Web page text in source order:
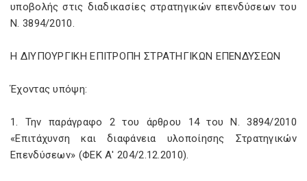
υποβολής στις διαδικασίες στρατηγικών επενδύσεων του
Ν. 3894/2010.
Η ΔΙΥΠΟΥΡΓΙΚΗ ΕΠΙΤΡΟΠΗ ΣΤΡΑΤΗΓΙΚΩΝ ΕΠΕΝΔΥΣΕΩΝ
Έχοντας υπόψη:
1. Την παράγραφο 2 του άρθρου 14 του Ν.3894/2010
«Επιτάχυνση και διαφάνεια υλοποίησης Στρατηγικών
Επενδύσεων» (ΦΕΚ Α' 204/2.12.2010).